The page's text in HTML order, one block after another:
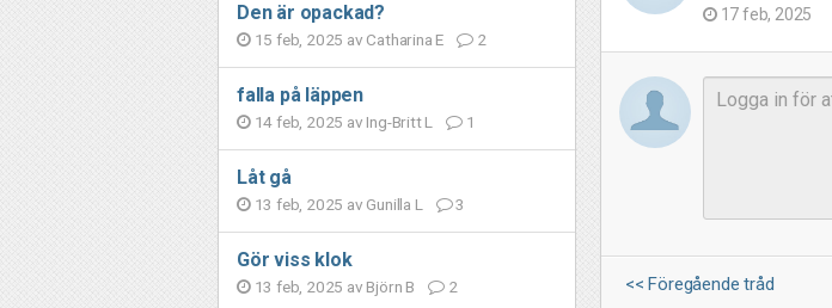
Den är opackad?
15 feb, 2025 av Catharina E 2
falla på läppen
14 feb, 2025 av Ing-Britt L 1
Låt gå
13 feb, 2025 av Gunilla L 3
Gör viss klok
13 feb, 2025 av Björn B 2
17 feb, 2025
<< Föregående tråd